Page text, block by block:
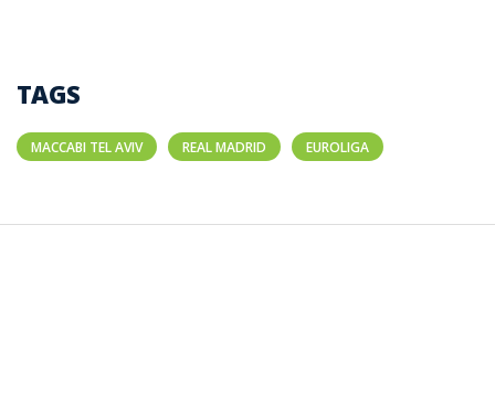
TAGS
MACCABI TEL AVIV REAL MADRID EUROLIGA